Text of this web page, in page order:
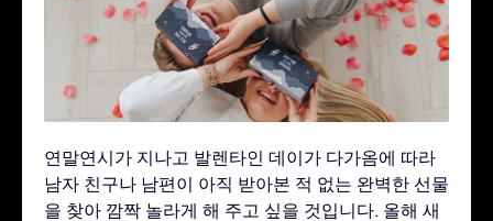
연말연시가 지나고 발렌타인 데이가 다가옴에 따라
남자 친구나 남편이 아직 받아본 적 없는 완벽한 선물
을 찾아 깜짝 놀라게 해 주고 싶을 것입니다. 올해 새